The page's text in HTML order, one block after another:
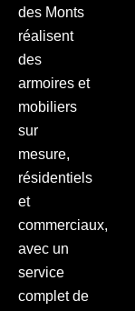
des Monts
réalisent
des
armoires et
mobiliers
sur
mesure,
résidentiels
et
commerciaux,
avec un
service
complet de